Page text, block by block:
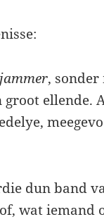
jammer, sonder
groot ellende.
dun band
wat iemand